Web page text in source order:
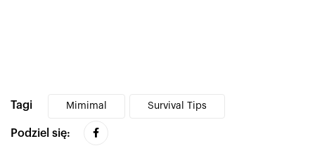
Tagi Mimimal Survival Tips
Podziel się: